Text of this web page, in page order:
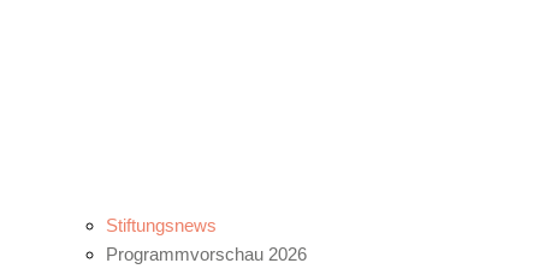
Stiftungsnews
Programmvorschau 2026